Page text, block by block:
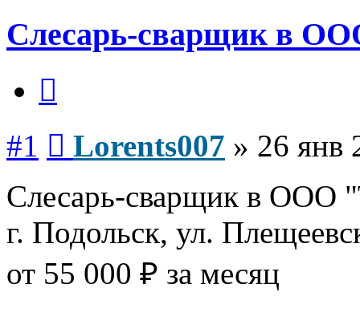
Слесарь-сварщик в
#1 Lorents007 » 26 янв
Слесарь-сварщик в ООО
г. Подольск, ул.
от 55 000 ₽ за месяц